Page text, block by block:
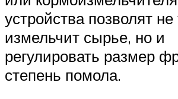
устройства позволят не
измельчит сырье, но и
регулировать размер
степень помола.